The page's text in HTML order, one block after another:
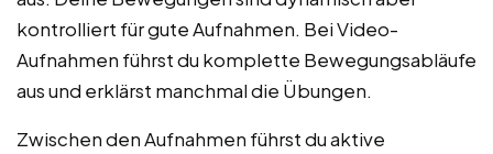
kontrolliert für gute Aufnahmen. Bei Video-
Aufnahmen führst du komplette Bewegungsabläufe
aus und erklärst manchmal die Übungen.
Zwischen den Aufnahmen führst du aktive